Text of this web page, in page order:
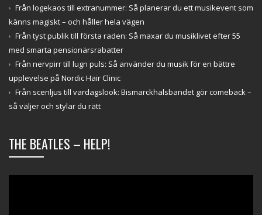
Från logekaos till extranummer: Så planerar du ett musikevent som
känns magiskt – och håller hela vägen
Från tyst publik till första raden: Så maxar du musiklivet efter 55
med smarta pensionärsrabatter
Från nervpirr till lugn puls: Så använder du musik för en bättre
upplevelse på Nordic Hair Clinic
Från scenljus till vardagslook: Bismarckhalsbandet gör comeback –
så väljer och stylar du rätt
THE BEATLES – HELP!